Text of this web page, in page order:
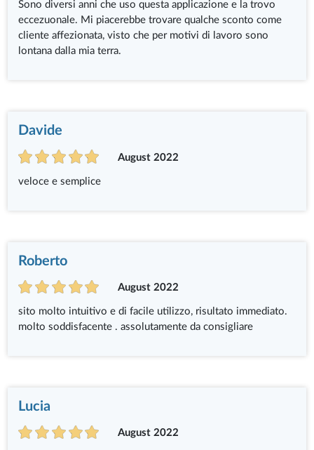
Sono diversi anni che uso questa applicazione e la trovo
eccezuonale. Mi piacerebbe trovare qualche sconto come
cliente affezionata, visto che per motivi di lavoro sono
lontana dalla mia terra.
Davide
August 2022
veloce e semplice
Roberto
August 2022
sito molto intuitivo e di facile utilizzo, risultato immediato.
molto soddisfacente . assolutamente da consigliare
Lucia
August 2022